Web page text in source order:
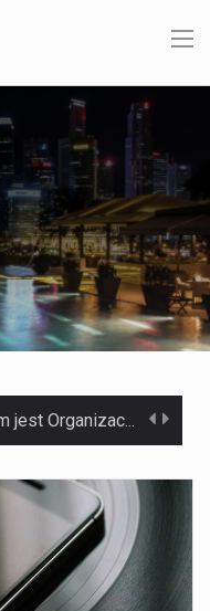
Czym jest Organizacja Traktatu Północnoatlantyckiego? Organizacja Traktatu Północnoatlantyckiego, powszechnie znana jako NATO, to międzynarodowy sojusz polityczno-wojskowy, który powstał 4 kwietnia 1949 roku. Został założony przez…
Co to jest serwis Aktualności Polska dzisiaj? Serwis Aktualności Polska dzisiaj to żywy i nowoczesny portal, który dostarcza najświeższe wieści z kraju i zagranicy. Obejmuje…